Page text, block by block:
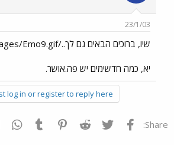
23/1/03
שיו, ברוכים הבאים גם לך../images/Emo9.gif
יא, כמה חדשימים יש פה.אושר.
log in or register to reply here.
Share: פייסבוק Twitter
Reddit
Pinterest
Tumblr